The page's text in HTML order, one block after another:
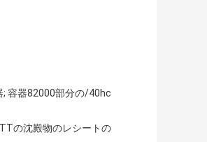
容器82000部分の/40hc
の沈殿物のレシートの